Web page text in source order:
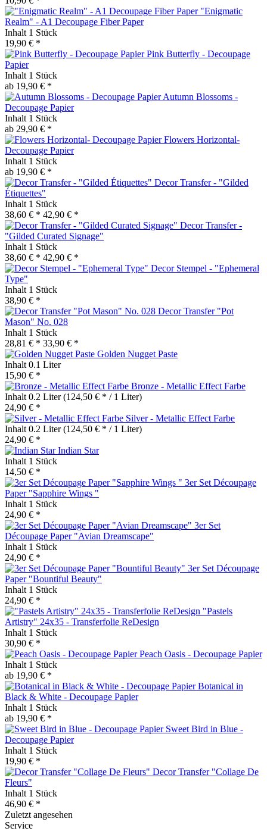
"Enigmatic
Realm" - A1 Decoupage Fiber Paper
Inhalt 1 Stück
19,90 € *
Pink Butterfly - Decoupage
Papier
Inhalt 1 Stück
ab 19,90 € *
Autumn Blossoms -
Decoupage Papier
Inhalt 1 Stück
ab 29,90 € *
Flowers Horizontal-
Decoupage Papier
Inhalt 1 Stück
ab 19,90 € *
Decor Transfer - "Gilded
Étiquettes"
Inhalt 1 Stück
38,60 € * 42,90 € *
Decor Transfer -
"Gilded Curated Signage"
Inhalt 1 Stück
38,60 € * 42,90 € *
Decor Stempel - "Ephemeral
Type"
Inhalt 1 Stück
38,90 € *
Decor Transfer "Pot
Mason" No. 028
Inhalt 1 Stück
28,81 € * 33,90 € *
Golden Nugget Paste
Inhalt 0.1 Liter
15,90 € *
Bronze - Metallic Effect Farbe
Inhalt 0.2 Liter(124,50 € * / 1 Liter)
24,90 € *
Silver - Metallic Effect Farbe
Inhalt 0.2 Liter(124,50 € * / 1 Liter)
24,90 € *
Indian Star
Inhalt 1 Stück
14,50 € *
3er Set Découpage
Paper "Sapphire Wings "
Inhalt 1 Stück
24,90 € *
3er Set
Découpage Paper "Avian Dreamscape"
Inhalt 1 Stück
24,90 € *
3er Set Découpage
Paper "Bountiful Beauty"
Inhalt 1 Stück
24,90 € *
"Pastels
Artistry" 24x35 - Transferfolie ReDesign
Inhalt 1 Stück
30,90 € *
Peach Oasis - Decoupage Papier
Inhalt 1 Stück
ab 19,90 € *
Botanical in
Black & White - Decoupage Papier
Inhalt 1 Stück
ab 19,90 € *
Sweet Bird in Blue -
Decoupage Papier
Inhalt 1 Stück
19,90 € *
Decor Transfer "Collage De
Fleurs"
Inhalt 1 Stück
46,90 € *
Zuletzt angesehen
Service